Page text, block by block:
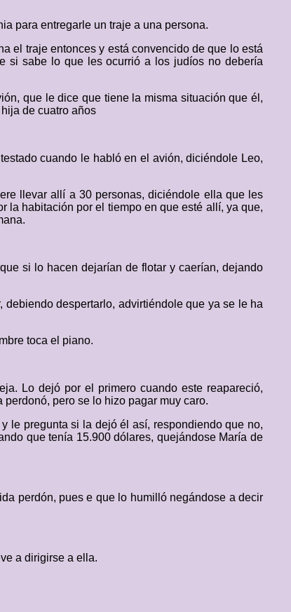
para entregarle un traje a una persona.
el traje entonces y está convencido de que lo está
si sabe lo que les ocurrió a los judíos no debería
que le dice que tiene la misma situación que él,
de cuatro años
cuando le habló en el avión, diciéndole Leo,
llevar allí a 30 personas, diciéndole ella que les
la habitación por el tiempo en que esté allí, ya que,
si lo hacen dejarían de flotar y caerían, dejando
despertarlo, advirtiéndole que ya se le ha
toca el piano.
Lo dejó por el primero cuando este reapareció,
pero se lo hizo pagar muy caro.
le pregunta si la dejó él así, respondiendo que no,
que tenía 15.900 dólares, quejándose María de
perdón, pues e que lo humilló negándose a decir
a dirigirse a ella.